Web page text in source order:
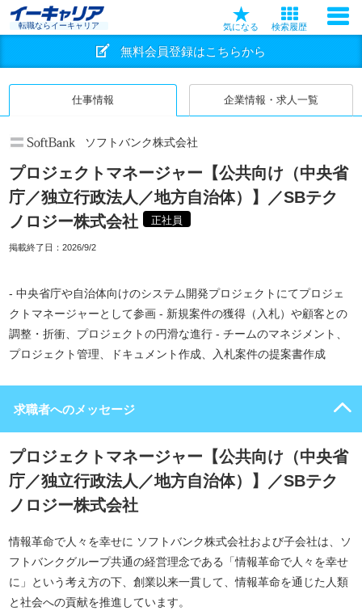
転職ならイーキャリア 気になる 検索履歴
無料会員登録はこちらから
仕事情報 企業情報・求人一覧
ソフトバンク株式会社
プロジェクトマネージャー【公共向け（中央省
庁／独立行政法人／地方自治体）】／SBテク
ノロジー株式会社
正社員
掲載終了日： 2026/9/2
- 中央省庁や自治体向けのシステム開発プロジェクトにてプロジェ
クトマネージャーとして参画 - 新規案件の獲得（入札）や顧客との
調整・折衝、プロジェクトの円滑な進行 - チームのマネジメント、
プロジェクト管理、ドキュメント作成、入札案件の提案書作成
求職者へのメッセージ
プロジェクトマネージャー【公共向け（中央省
庁／独立行政法人／地方自治体）】／SBテク
ノロジー株式会社
情報革命で人々を幸せに ソフトバンク株式会社および子会社は、ソ
フトバンクグループ共通の経営理念である「情報革命で人々を幸せ
に」という考え方の下、創業以来一貫して、情報革命を通じた人類
と社会への貢献を推進しています。